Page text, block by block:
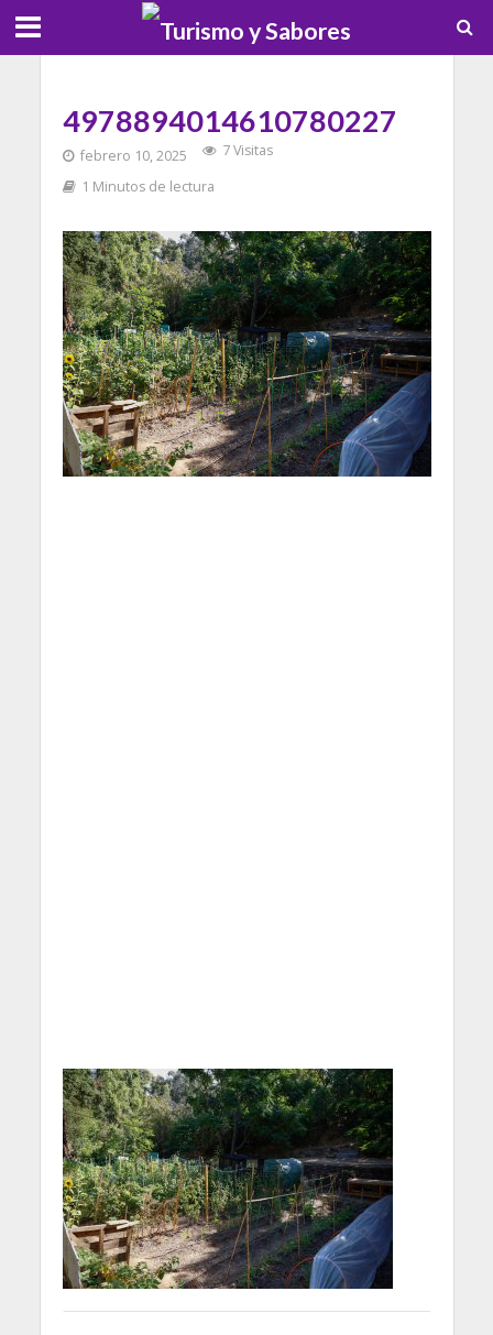
4978894014610780227
febrero 10, 2025
7 Visitas
1 Minutos de lectura